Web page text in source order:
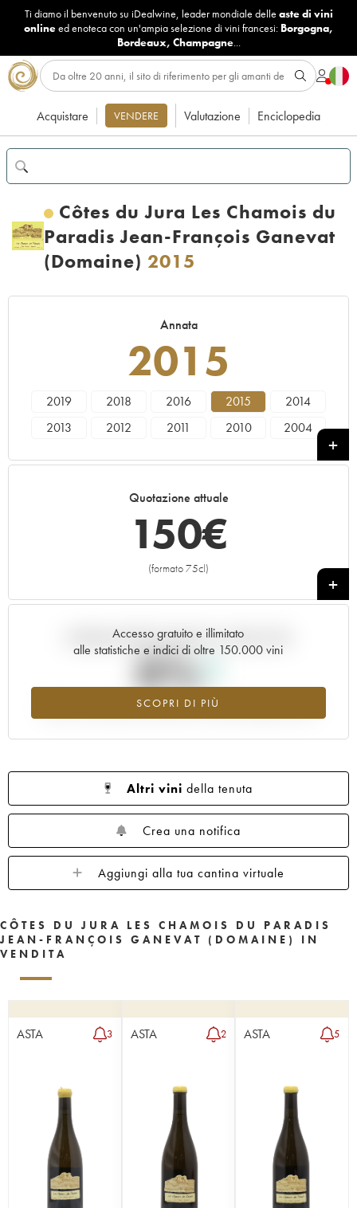
Ti diamo il benvenuto su iDealwine, leader mondiale delle aste di vini
onlineed enoteca con un'ampia selezione di vini francesi: Borgogna,
Bordeaux, Champagne...
Acquistare VENDERE Valutazione Enciclopedia
Côtes du Jura Les Chamois du
Paradis Jean-François Ganevat
(Domaine) 2015
Annata
2015
2019 2018 2016 2015
2014
2013
2012 2011 2010 2004
Quotazione attuale
150€
(formato 75cl)
+
Accesso gratuito e illimitato
alle statistiche e indici di oltre 150.000 vini
SCOPRI DI PIÙ
Andamento della quotazione in tempo reale
0%
Valore in aumento per l'annata 2015 nel 2026 rispetto al 2025
Altri vini della tenuta
Crea una notifica
Aggiungi alla tua cantina virtuale
CÔTES DU JURA LES CHAMOIS DU PARADIS
JEAN-FRANÇOIS GANEVAT (DOMAINE) IN
VENDITA
ASTA 3 ASTA 2 ASTA 5